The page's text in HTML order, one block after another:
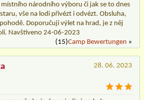
národního výboru či jak se to dnes
vše na lodi přivézt i odvézt. Obsluha,
Doporučuji výlet na hrad, je z něj
Navštíveno 24-06-2023
(15)Camp Bewertungen »
28. 06. 2023